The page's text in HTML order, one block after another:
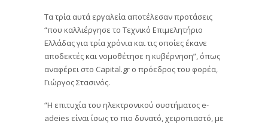
Τα τρία αυτά εργαλεία αποτέλεσαν προτάσεις
“που καλλιέργησε το Τεχνικό Επιμελητήριο
Ελλάδας για τρία χρόνια και τις οποίες έκανε
αποδεκτές και νομοθέτησε η κυβέρνηση”, όπως
αναφέρει στο Capital.gr ο πρόεδρος του φορέα,
Γιώργος Στασινός.
“Η επιτυχία του ηλεκτρονικού συστήματος e-
adeies είναι ίσως το πιο δυνατό, χειροπιαστό, με